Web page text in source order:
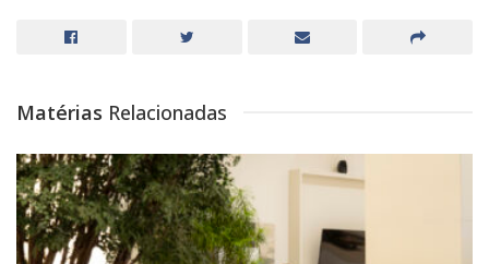
Matérias Relacionadas